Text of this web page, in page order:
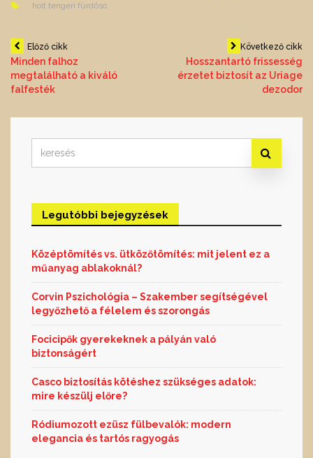
holt tengeri fürdősó
Bejegyzés
navigáció
Előző cikk
Minden falhoz
megtalálható a kiváló
falfesték
Következő cikk
Hosszantartó frissesség
érzetet biztosít az Uriage
dezodor
for:
Legutóbbi bejegyzések
Középtömítés vs. ütközőtömítés: mit jelent ez a
műanyag ablakoknál?
Corvin Pszichológia – Szakember segítségével
legyőzhető a félelem és szorongás
Focicipők gyerekeknek a pályán való
biztonságért
Casco biztosítás kötéshez szükséges adatok:
mire készülj előre?
Ródiumozott ezüsz fülbevalók: modern
elegancia és tartós ragyogás